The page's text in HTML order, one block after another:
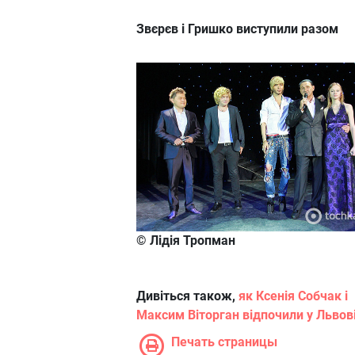
Звєрєв і Гришко виступили разом
© Лідія Тропман
Дивіться також, як Ксенія Собчак і
Максим Віторган відпочили у
Печать страницы